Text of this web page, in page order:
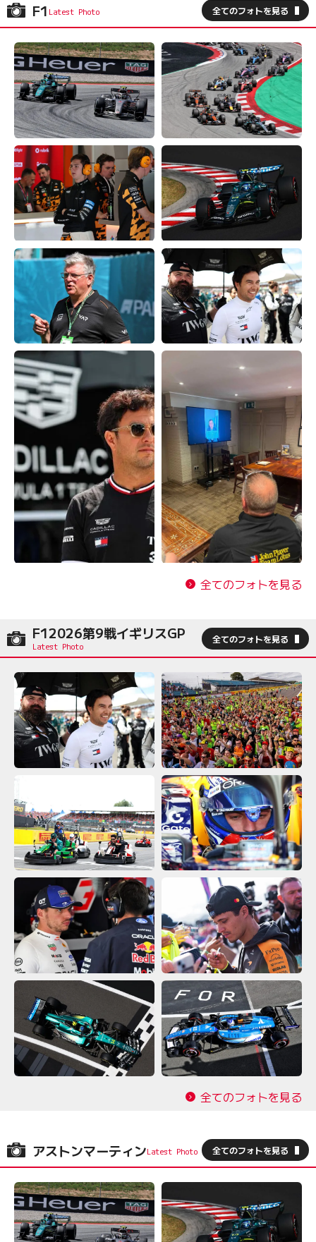
F1 全てのフォトを見る
全てのフォトを見る
F12026第9戦イギリスGP 全てのフォトを見る
全てのフォトを見る
アストンマーティン 全てのフォトを見る